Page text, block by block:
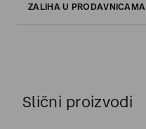
ZALIHA U PRODAVNICAMA
Slični proizvodi